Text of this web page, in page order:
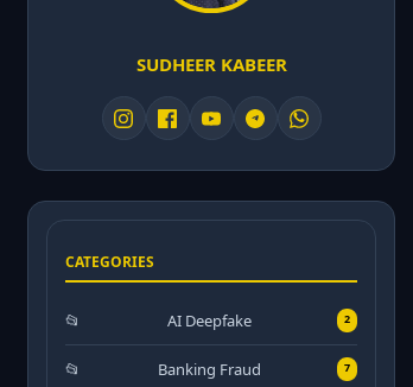
SUDHEER KABEER
CATEGORIES
AI Deepfake 2
Banking Fraud 7